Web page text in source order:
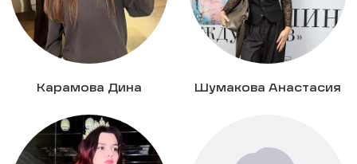
Карамова Дина Шумакова Анастасия